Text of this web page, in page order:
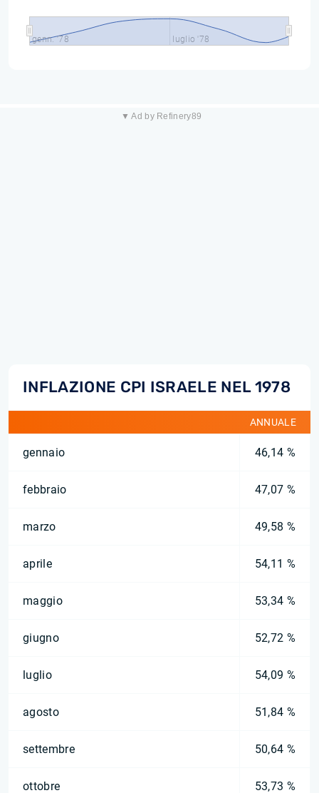
genn. '78 luglio '78
▼ Ad by Refinery89
INFLAZIONE CPI ISRAELE NEL 1978
ANNUALE
gennaio 46,14 %
febbraio 47,07 %
marzo 49,58 %
aprile 54,11 %
maggio 53,34 %
giugno 52,72 %
luglio 54,09 %
agosto 51,84 %
settembre 50,64 %
ottobre 53,73 %